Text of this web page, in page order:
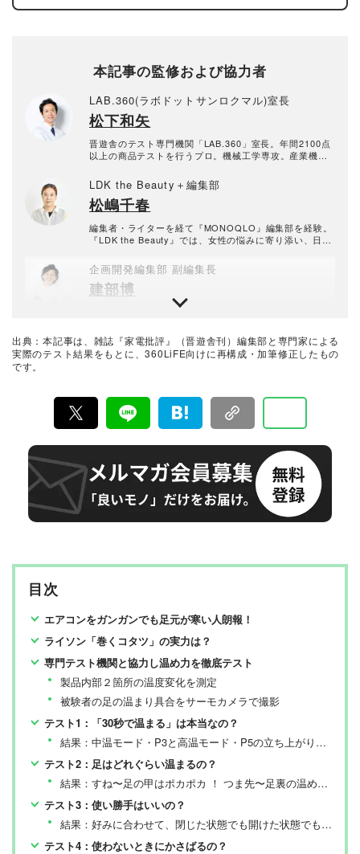
本記事の監修および協力者
LAB.360(ラボドットサンロクマル)室長
松下和矢
晋遊舎のテスト専門機関「LAB.360」室長。年間2100点
以上の商品テストを行うプロ。機械工学専攻。産業機械
を経て、民間の試験機関で多くの商品テストに従事。テ
スト方法の立案から試験デザイン、試験装置の製作、テ
スト実施まで一貫した商品テストを手がける。日用雑貨
品や家電製品が専門。テスト方法の妥当性を担保しつ
つ、誰が見ても一目で結果が分かるビジュアル性を伴う
手法を心がけている。趣味はプラモデル作り。
LDK the Beauty＋編集部
松嶋千春
編集者・ライターを経て『MONOQLO』編集部を経験。
『LDK the Beauty』では、女性の悩みに寄り添い、日常
す。とくに関心のある分野は、髪や頭皮のケアです。
企画開発編集部 副編集長
建部博
テストするモノ批評誌『MONOQLO』編集長、プロが本
を経て企画開発編集部へ。ブランド力や価格にまどわさ
れず「読者一人ひとりの買い物に役立つ」家電の評価を
モットーに、メーカーに忖度しない正当な評価をもとに
ノ・白モノ・デジタルガジェットやアウトドアグッズ、
また各種サービスを含めて750を超える。3児の父。
最新家電おすすめベストバイ
『家電批評』は2009年11月創刊の月刊誌で、毎月3日に
発行している雑誌および家電専門情報を提供するWEBメ
ディア。あらゆる家電製品にまつわる「ユーザーが気に
なっていること」を深く掘り下げ、専門家や自社検証機
関と協力して徹底的にテスト・評価する。高額なテレビ
から数百円の乾電池まで、編集部と専門家、そして社内
検証機関が実機テストを行い、価格やブランドに惑わさ
れることなく製品の本質的な性能を見極め、その良し悪
しをありのまま、雑誌およびWEBコンテンツとして発
信。編集長・阿部淳平を中心に、11名以上の編集体制で
出典：本記事は、雑誌『家電批評』（晋遊舎刊）編集部と専門家による
実際のテスト結果をもとに、360LiFE向けに再構成・加筆修正したもの
です。
目次
エアコンをガンガンでも足元が寒い人朗報！
ライソン「巻くコタツ」の実力は？
専門テスト機関と協力し温め力を徹底テスト
製品内部２箇所の温度変化を測定
被験者の足の温まり具合をサーモカメラで撮影
テスト1：「30秒で温まる」は本当なの？
結果：中温モード・P3と高温モード・P5の立ち上がりは早かった！
テスト2：足はどれぐらい温まるの？
結果：すね〜足の甲はポカポカ ！ つま先〜足裏の温め効果はイマイチ
テスト3：使い勝手はいいの？
結果：好みに合わせて、閉じた状態でも開けた状態でも使えて便利！
テスト4：使わないときにかさばるの？